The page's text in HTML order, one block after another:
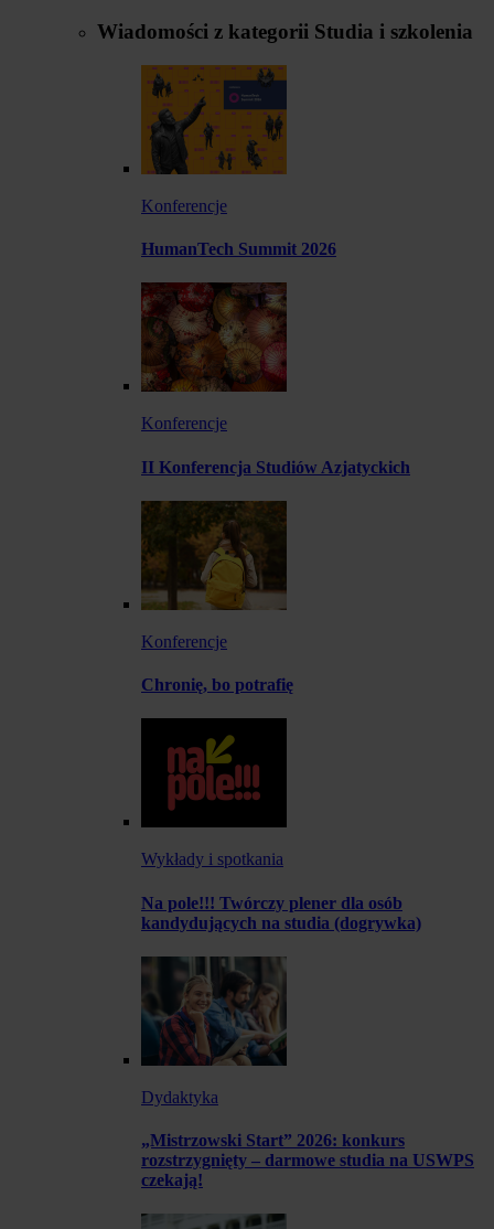
Wiadomości z kategorii Studia i szkolenia
Konferencje
HumanTech Summit 2026
Konferencje
II Konferencja Studiów Azjatyckich
Konferencje
Chronię, bo potrafię
Wykłady i spotkania
Na pole!!! Twórczy plener dla osób
kandydujących na studia (dogrywka)
Dydaktyka
„Mistrzowski Start” 2026: konkurs
rozstrzygnięty – darmowe studia na USWPS
czekają!